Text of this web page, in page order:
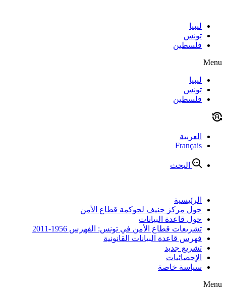
contentليبيا
تونس
فلسطين
Menu
ليبيا
تونس
فلسطين
العربية
Français
البحث
الرئيسية
حول مركز جنيف لحوكمة قطاع الأمن
حول قاعدة البيانات
تشريعات قطاع الأمن في تونس: الفهرس 1956-2011
فهرس قاعدة البيانات القانونية
تشريع جديد
الإحصائيات
سياسة خاصة
Menu